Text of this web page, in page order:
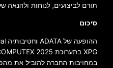
תורם לביצועים, לנוחות ולהנאה
סיכום
במחויבות החברה להוביל את